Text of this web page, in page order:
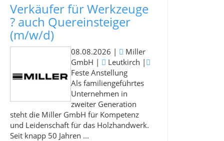
Verkäufer für Werkzeuge
? auch Quereinsteiger
(m/w/d)
08.08.2026 |
Miller
GmbH | Leutkirch |
Feste Anstellung
Als familiengeführtes
Unternehmen in
zweiter Generation
steht die Miller GmbH für Kompetenz
und Leidenschaft für das Holzhandwerk.
Seit knapp 50 Jahren ...